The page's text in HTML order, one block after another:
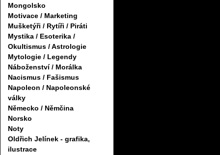
Mongolsko
Motivace / Marketing
Mušketýři / Rytíři / Piráti
Mystika / Esoterika /
Okultismus / Astrologie
Mytologie / Legendy
Náboženství / Morálka
Nacismus / Fašismus
Napoleon / Napoleonské
války
Německo / Němčina
Norsko
Noty
Oldřich Jelínek - grafika,
ilustrace